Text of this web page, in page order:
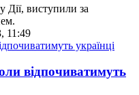
Дії, виступили за
11:49
відпочиватимуть